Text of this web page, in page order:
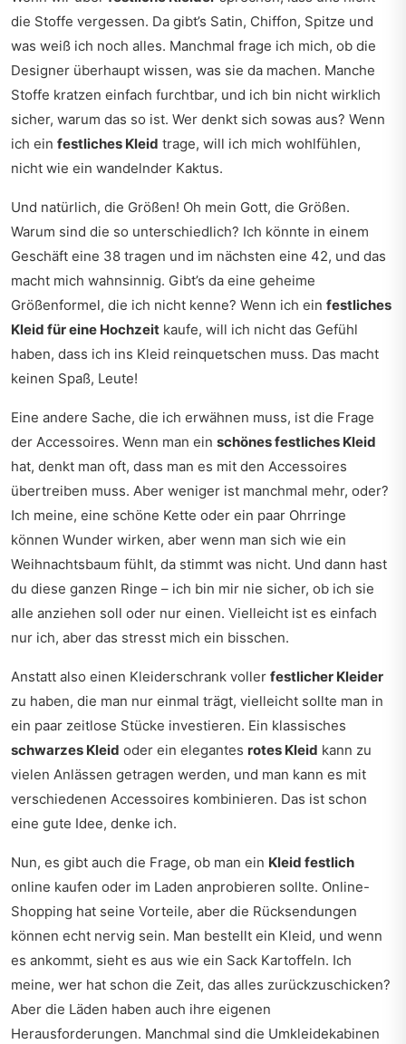
die Stoffe vergessen. Da gibt’s Satin, Chiffon, Spitze und
was weiß ich noch alles. Manchmal frage ich mich, ob die
Designer überhaupt wissen, was sie da machen. Manche
Stoffe kratzen einfach furchtbar, und ich bin nicht wirklich
sicher, warum das so ist. Wer denkt sich sowas aus? Wenn
ich ein festliches Kleid trage, will ich mich wohlfühlen,
nicht wie ein wandelnder Kaktus.
Und natürlich, die Größen! Oh mein Gott, die Größen.
Warum sind die so unterschiedlich? Ich könnte in einem
Geschäft eine 38 tragen und im nächsten eine 42, und das
macht mich wahnsinnig. Gibt’s da eine geheime
Größenformel, die ich nicht kenne? Wenn ich ein festliches
Kleid für eine Hochzeit kaufe, will ich nicht das Gefühl
haben, dass ich ins Kleid reinquetschen muss. Das macht
keinen Spaß, Leute!
Eine andere Sache, die ich erwähnen muss, ist die Frage
der Accessoires. Wenn man ein schönes festliches Kleid
hat, denkt man oft, dass man es mit den Accessoires
übertreiben muss. Aber weniger ist manchmal mehr, oder?
Ich meine, eine schöne Kette oder ein paar Ohrringe
können Wunder wirken, aber wenn man sich wie ein
Weihnachtsbaum fühlt, da stimmt was nicht. Und dann hast
du diese ganzen Ringe – ich bin mir nie sicher, ob ich sie
alle anziehen soll oder nur einen. Vielleicht ist es einfach
nur ich, aber das stresst mich ein bisschen.
Anstatt also einen Kleiderschrank voller festlicher Kleider
zu haben, die man nur einmal trägt, vielleicht sollte man in
ein paar zeitlose Stücke investieren. Ein klassisches
schwarzes Kleid oder ein elegantes rotes Kleid kann zu
vielen Anlässen getragen werden, und man kann es mit
verschiedenen Accessoires kombinieren. Das ist schon
eine gute Idee, denke ich.
Nun, es gibt auch die Frage, ob man ein Kleid festlich
online kaufen oder im Laden anprobieren sollte. Online-
Shopping hat seine Vorteile, aber die Rücksendungen
können echt nervig sein. Man bestellt ein Kleid, und wenn
es ankommt, sieht es aus wie ein Sack Kartoffeln. Ich
meine, wer hat schon die Zeit, das alles zurückzuschicken?
Aber die Läden haben auch ihre eigenen
Herausforderungen. Manchmal sind die Umkleidekabinen